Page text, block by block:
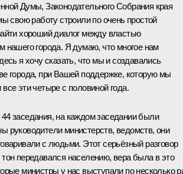
Думы, Законодательного Собрания края
свою работу строили по очень простой
хороший диалог между властью
нашего города. Я думаю, что многое нам
я хочу сказать, что мы и создавались
города, при Вашей поддержке, которую мы
все эти четыре с половиной года.
заседания, на каждом заседании были
руководители министерств, ведомств, они
с людьми. Этот серьёзный разговор
передавался населению, вера была в это
министры у нас выступали по несколько